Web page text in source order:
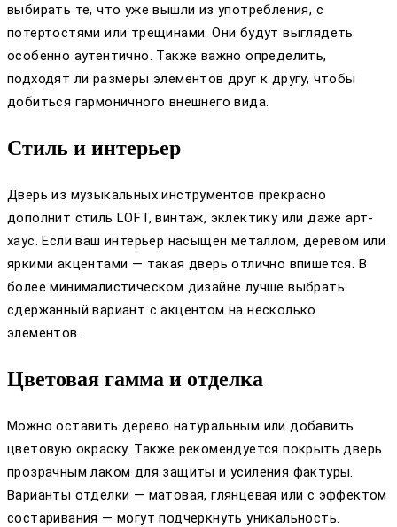
выбирать те, что уже вышли из употребления, с
потертостями или трещинами. Они будут выглядеть
особенно аутентично. Также важно определить,
подходят ли размеры элементов друг к другу, чтобы
добиться гармоничного внешнего вида.
Стиль и интерьер
Дверь из музыкальных инструментов прекрасно
дополнит стиль LOFT, винтаж, эклектику или даже арт-
хаус. Если ваш интерьер насыщен металлом, деревом или
яркими акцентами — такая дверь отлично впишется. В
более минималистическом дизайне лучше выбрать
сдержанный вариант с акцентом на несколько
элементов.
Цветовая гамма и отделка
Можно оставить дерево натуральным или добавить
цветовую окраску. Также рекомендуется покрыть дверь
прозрачным лаком для защиты и усиления фактуры.
Варианты отделки — матовая, глянцевая или с эффектом
состаривания — могут подчеркнуть уникальность.